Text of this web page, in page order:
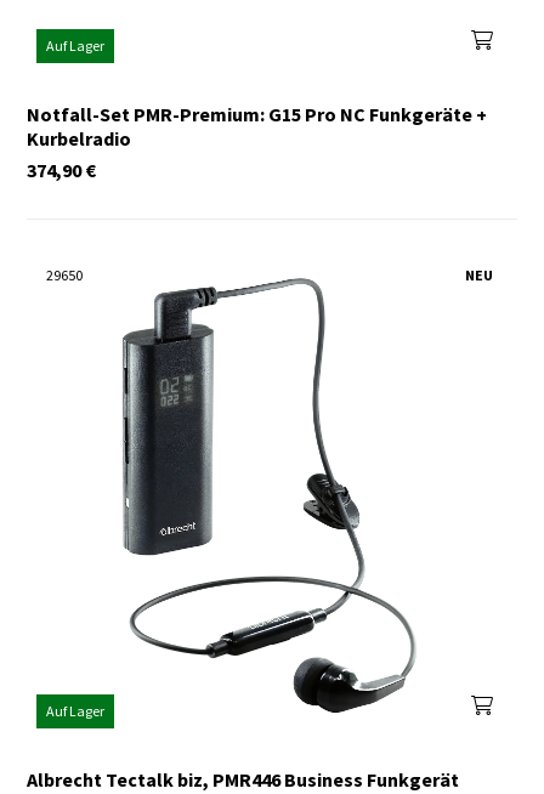
Auf Lager
Notfall-Set PMR-Premium: G15 Pro NC Funkgeräte +
Kurbelradio
€
374,90
NEU
29650
Auf Lager
Albrecht Tectalk biz, PMR446 Business Funkgerät